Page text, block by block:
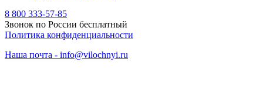
8 800 333-57-85
Звонок по России бесплатный
Политика конфиденциальности
Наша почта - info@vilochnyi.ru